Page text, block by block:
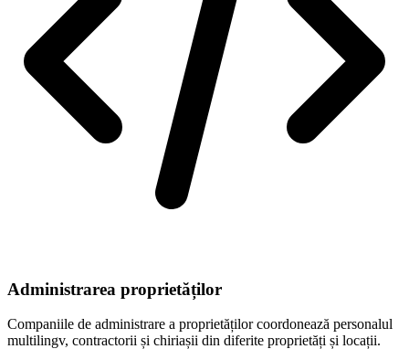
Administrarea proprietăților
Companiile de administrare a proprietăților coordonează personalul
multilingv, contractorii și chiriașii din diferite proprietăți și locații.